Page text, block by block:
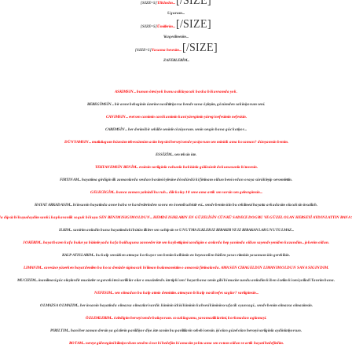
[SIZE=5]TIlsImIm...
Ugurum...
[SIZE=5]Ümitlerim... [/SIZE]
Vazgecilmezim...
[SIZE=5]Yasama hevesim... [/SIZE]
ZAFERLERİM...
ASKIMSIN... bunun ötesi yok bunu aciklayacak baska bi kavramda yok.
BEBEGİMSİN... bir anne bebeginin üzerine nasil titriyorsa bende sana öyleyim, gözümden sakiniyorum seni.
CANIMSIN... evet sen canimin cani kanimin kani yüregimin yüregi nefesimin nefesisin.
CAREMSİN... her derimi bir sekilde seninle cözüyorum. senin sevgin bana güc katiyor...
DÜNYAMSIN... mutlulugum hüznüm tebessümüm acim hepsini herseyi sende yasiyorum sen minicik ama kocaman? dünyamsin benim.
ESSİZİM... sen teksin iste.
TEKTANEMSİN BENİM... essizsin varliginla ruhunla bakisinla gülüsünle dokunusunla bi tanesin.
FIRTINAM... hayatima girdigin ilk zamanlarda sevdan basimi öylesine döndürdü ki firtinam oldun beni ordan oraya sürükleyip sersemlettin.
GELECEGİM... bunca zaman yalnizdi bu ruh... dile kolay 18 sene ama artik sen varsin sen gelecegimsin...
HAYAT ARKADASIM... bi insanin hayatinda anne baba ve kardeslerinden sonra en önemli sahistir esi... sende benim icin bu cekilmezi hayatta arkadasim olacaksin insallah.
dipsiz bi kuyudaydim sanki. kapkaranlik soguk bi kuyu SEN BENIM ISIGIM OLDUN... HEMDE ISIKLARIN EN GÜZELİSİN CÜNKÜ SADECE DOGRU VE GÜZEL OLAN HERSEYİ AYDINLATTIN BANA
ILKIM... sanirim anladin bunu hayatimdaki bütün ilklere sen sahipsin ve UNUTMA ILKLER IZ BIRAKIR VE IZ BIRAKANLAR UNUTULMAZ...
JOKERIM... hayat bazen kafa bulur ya bizimle yada kafa buldugunu zanneder iste sen kaybettigimi sandigim o anlarda hep yanimda oldun sayende yeniden kazandim... jokerim oldun.
KALP ATISLARIM... bu kalp sensizken atmaya korkuyor sen benim kalbimin en heyecanli en hizli en yavas ritmisin yasamam icin gereklisin.
LIMANIM... caresizce yüzerken hayat denilen bu koca denizde siginacak bi liman bulamamistim o amansiz firtinalarda. AMA SEN CIKAGELDIN LIMANIM OLDUN SANA SIGINDIM.
MUCIZEM... inanilmasi güc olaylardir mucizeler ve gercekötesi varliklar olur o mucizelerde. iste tipki sen! hayat bana senin gibi bi mucize sundu anladim ki ben özelim ki seni yolladi Tanrim bana.
NEFESIM... sen olmadan bu kalp atmio demistim. atmayan bi kalp nasil nefes saglar? varligimsin...
OLMAZSA OLMAZIM... her insanin hayatinda olmazsa olmazlari vardir. kiminin ickisi kiminin kahvesi kimininse ufacik oyuncagi... sende benim olmazsa olmazimsin.
ÖZLEMLERIM... özledigim herseyi sende buluyorum. cocuklugumu, yaramazliklarimi, korkmadan aglamayi.
PIRILTIM... hani her zaman dersin ya gözlerin parildiyor diye. iste canim bu pariltilarin sebebi sensin. iyi olan güzel olan herseyi varliginla aydinlatiyorsun.
ROTAM... nereye gidecegimi bilmiyordum senden önce bi hedefim bi amacim yoktu ama sen rotam oldun ve artik hayati hedefledim.